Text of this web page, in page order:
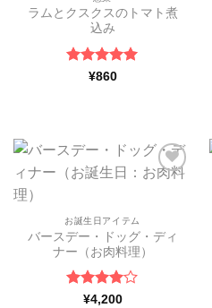
リス
トに
ラムとクスクスのトマト煮
込み
5段階中5
¥860
追加
お誕生日アイテム
バースデー・ドッグ・ディ
ナー（お肉料理）
5段階中4
¥4,200